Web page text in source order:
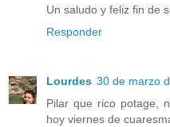
Un saludo y feliz fin de
Responder
Lourdes 30 de marzo
Pilar que rico potage,
hoy viernes de